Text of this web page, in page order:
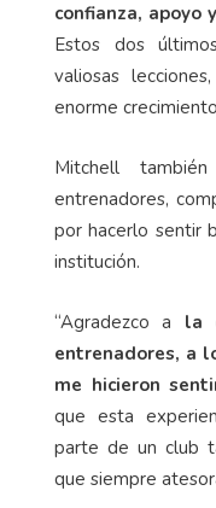
confianza, apoyo
Estos dos
valiosas
enorme
Mitchell
entrenadores,
por hacerlo sentir
institución.
“Agradezco a la
entrenadores, a
me hicieron
que esta
parte de un club
que siempre